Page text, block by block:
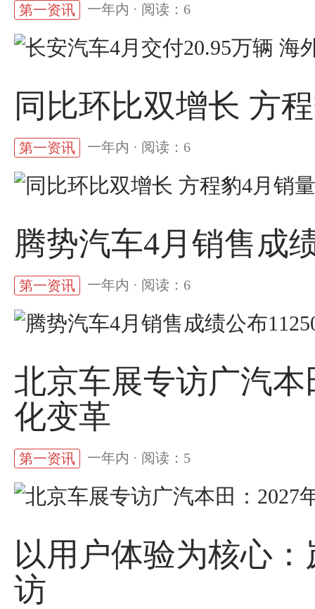
第一资讯 一年内 · 阅读：6
同比环比双增长 方
第一资讯 一年内 · 阅读：6
腾势汽车4月销售成
第一资讯 一年内 · 阅读：6
北京车展专访广汽
化变革
第一资讯 一年内 · 阅读：5
以用户体验为核心
访